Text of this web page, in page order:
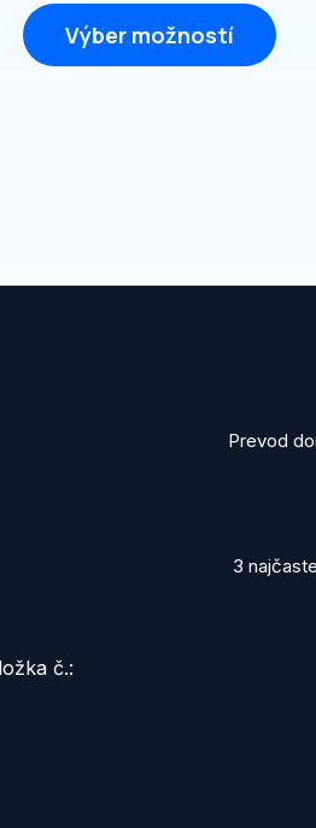
Výber možností
č.:
Prevod
3